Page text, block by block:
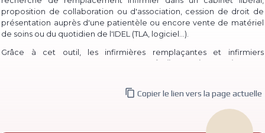
proposition de collaboration ou d'association, cession de droit de
présentation auprès d'une patientèle ou encore vente de matériel
de soins ou du quotidien de l'IDEL (TLA, logiciel...)
Grâce à cet outil, les infirmières remplaçantes et infirmiers
consulter les annonces de recherche
remplaçante et d'infirmier libéral remplaçant déjà publiées.
De même, des infirmières ou infirmiers titulaires peuvent aisément
recherche de collaborateur ou de collaboratrice
, ou
 Copier le lien vers la page actuelle